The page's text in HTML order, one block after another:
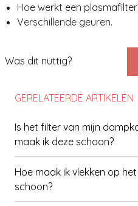
Hoe werkt een
Verschillende geuren.
Was dit nuttig?
GERELATEERDE ARTIKELEN
Is het filter van mijn
maak ik deze schoon?
Hoe maak ik vlekken op
schoon?